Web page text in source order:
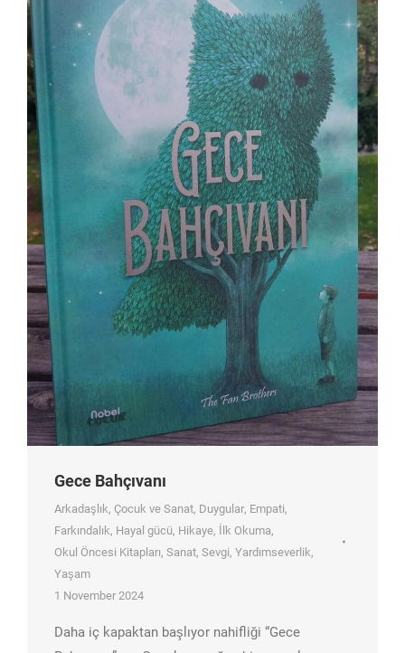
Gece Bahçıvanı
Arkadaşlık, Çocuk ve Sanat, Duygular, Empati,
Farkındalık, Hayal gücü, Hikaye, İlk Okuma,
Okul Öncesi Kitapları, Sanat, Sevgi, Yardımseverlik,
Yaşam
1 November 2024
Daha iç kapaktan başlıyor nahifliği “Gece